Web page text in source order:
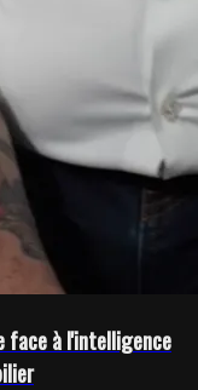
face à l'intelligence